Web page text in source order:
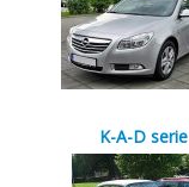
K-A-D serie